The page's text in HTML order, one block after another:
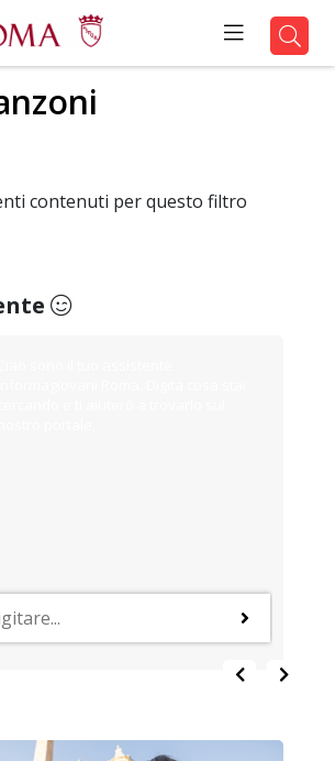
contenuti per questo filtro